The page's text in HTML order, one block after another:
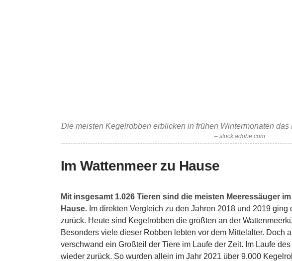
Die meisten Kegelrobben erblicken in frühen Wintermonaten das
– stock.adobe.com
Im Wattenmeer zu Hause
Mit insgesamt 1.026 Tieren sind die meisten Meeressäuger
Hause. Im direkten Vergleich zu den Jahren 2018 und 2019
zurück. Heute sind Kegelrobben die größten an der
Besonders viele dieser Robben lebten vor dem Mittelalter. Doch
verschwand ein Großteil der Tiere im Laufe der Zeit. Im Laufe
wieder zurück. So wurden allein im Jahr 2021 über 9.000